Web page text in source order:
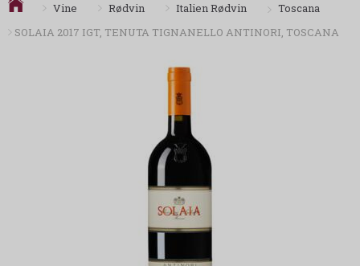
Vine Rødvin Italien Rødvin
Toscana
SOLAIA 2017 IGT, TENUTA TIGNANELLO ANTINORI, TOSCANA